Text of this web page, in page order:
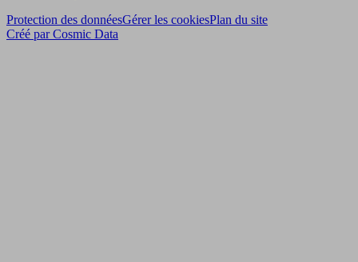
Protection des donnéesGérer les cookiesPlan du site
Créé par Cosmic Data